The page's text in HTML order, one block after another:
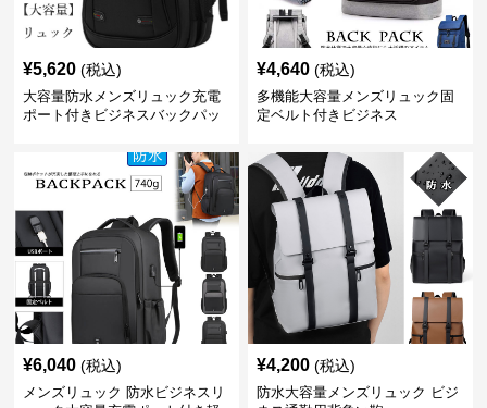
¥5,620 (税込)
大容量防水メンズリュック充電
ポート付きビジネスバックパッ
¥4,640 (税込)
多機能大容量メンズリュック固
定ベルト付きビジネス
¥6,040 (税込)
メンズリュック 防水ビジネスリ
¥4,200 (税込)
防水大容量メンズリュック ビジ